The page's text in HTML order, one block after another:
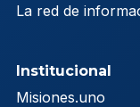
La red de
Institucional
Misiones.uno